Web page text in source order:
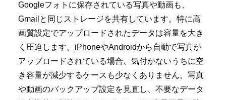
Googleフォトに保存されている写真や動画も、
Gmailと同じストレージを共有しています。特に高
画質設定でアップロードされたデータは容量を大き
く圧迫します。iPhoneやAndroidから自動で写真が
アップロードされている場合、気付かないうちに空
き容量が減少するケースも少なくありません。写真
や動画のバックアップ設定を見直し、不要なデータ